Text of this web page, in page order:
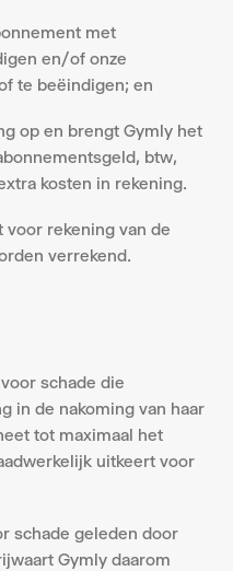
met
en/of onze
te beëindigen; en
op en brengt Gymly het
btw,
kosten in rekening.
rekening van de
verrekend.
schade die
in de nakoming van haar
tot maximaal het
uitkeert voor
schade geleden door
Gymly daarom